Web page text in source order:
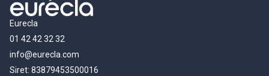
Eurecla
01 42 42 32 32
info@eurecla.com
Siret: 83879453500016